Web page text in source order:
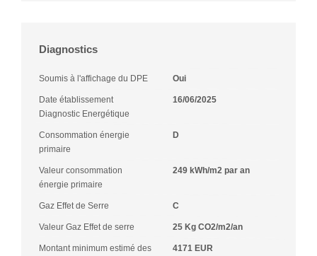
Diagnostics
Soumis à l'affichage du DPE Oui
Date établissement
Diagnostic Energétique
16/06/2025
Consommation énergie
primaire
D
Valeur consommation
énergie primaire
249 kWh/m2 par an
Gaz Effet de Serre C
Valeur Gaz Effet de serre 25 Kg CO2/m2/an
Montant minimum estimé des
4171 EUR